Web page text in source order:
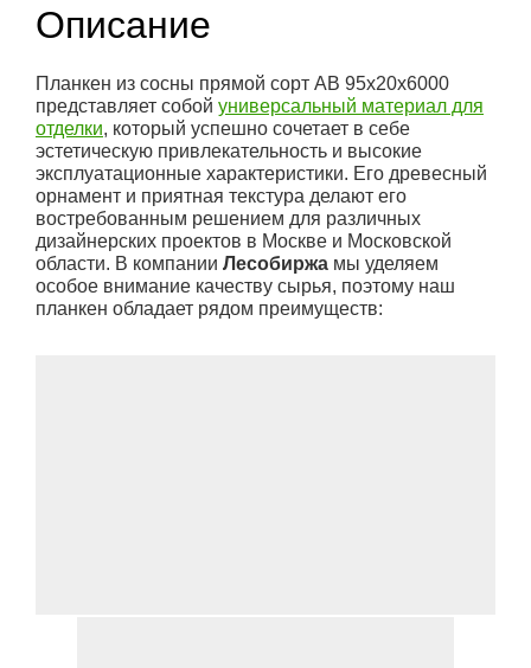
Описание
Планкен из сосны прямой сорт AB 95х20х6000
представляет собой универсальный материал для
отделки, который успешно сочетает в себе
эстетическую привлекательность и высокие
эксплуатационные характеристики. Его древесный
орнамент и приятная текстура делают его
востребованным решением для различных
дизайнерских проектов в Москве и Московской
области. В компании Лесобиржа мы уделяем
особое внимание качеству сырья, поэтому наш
планкен обладает рядом преимуществ: